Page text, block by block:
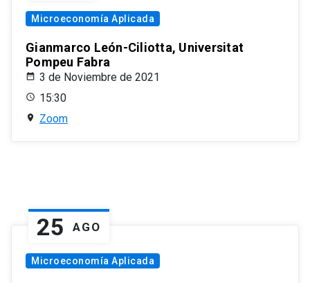
Microeconomía Aplicada
Gianmarco León-Ciliotta, Universitat
Pompeu Fabra
3 de Noviembre de 2021
15:30
Zoom
25 AGO
Microeconomía Aplicada